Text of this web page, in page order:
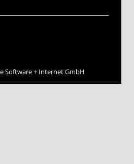
Software + Internet GmbH